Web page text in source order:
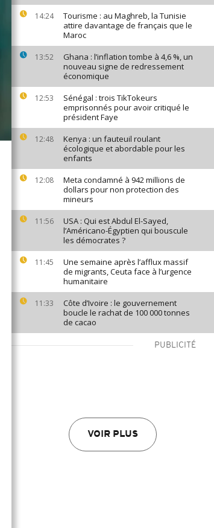
14:24
Tourisme : au Maghreb, la Tunisie
attire davantage de français que le
Maroc
13:52
Ghana : l’inflation tombe à 4,6 %, un
nouveau signe de redressement
économique
12:53
Sénégal : trois TikTokeurs
emprisonnés pour avoir critiqué le
président Faye
12:48
Kenya : un fauteuil roulant
écologique et abordable pour les
enfants
12:08
Meta condamné à 942 millions de
dollars pour non protection des
mineurs
11:56
USA : Qui est Abdul El-Sayed,
l’Américano-Égyptien qui bouscule
les démocrates ?
11:45
Une semaine après l’afflux massif
de migrants, Ceuta face à l’urgence
humanitaire
11:33
Côte d’Ivoire : le gouvernement
boucle le rachat de 100 000 tonnes
de cacao
PUBLICITÉ
VOIR PLUS